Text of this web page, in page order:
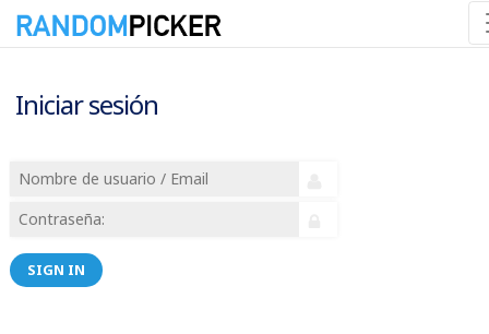
Iniciar sesión
SIGN IN